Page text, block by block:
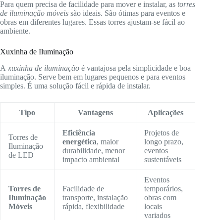
Para quem precisa de facilidade para mover e instalar, as torres
de iluminação móveis são ideais. São ótimas para eventos e
obras em diferentes lugares. Essas torres ajustam-se fácil ao
ambiente.
Xuxinha de Iluminação
A xuxinha de iluminação é vantajosa pela simplicidade e boa
iluminação. Serve bem em lugares pequenos e para eventos
simples. É uma solução fácil e rápida de instalar.
Tipo Vantagens Aplicações
Torres de
Iluminação
de LED
Eficiência
energética, maior
durabilidade, menor
impacto ambiental
Projetos de
longo prazo,
eventos
sustentáveis
Torres de
Iluminação
Móveis
Facilidade de
transporte, instalação
rápida, flexibilidade
Eventos
temporários,
obras com
locais
variados